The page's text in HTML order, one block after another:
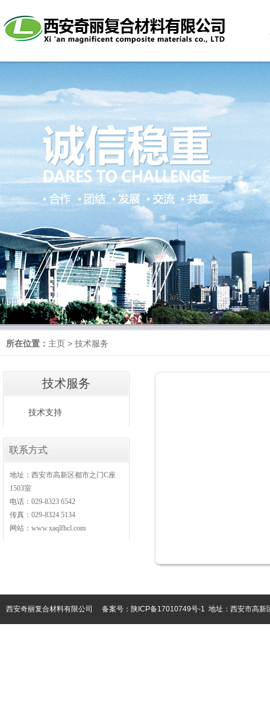
所在位置： 主页 > 技术服务
技术服务
技术支持
联系方式
地址：西安市高新区都市之门C座
1503室
电话：029-8323 6542
传真：029-8324 5134
网站：www.xaqlfhcl.com
西安奇丽复合材料有限公司 备案号： 陕ICP备17010749号-1 地址：西安市高